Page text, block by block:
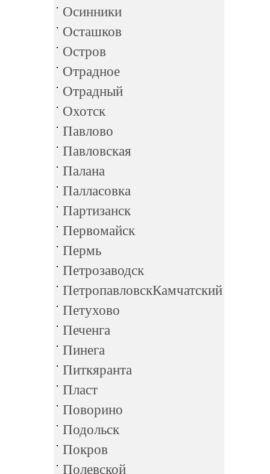
Осинники
Осташков
Остров
Отрадное
Отрадный
Охотск
Павлово
Павловская
Палана
Палласовка
Партизанск
Первомайск
Пермь
Петрозаводск
ПетропавловскКамчатский
Петухово
Печенга
Пинега
Питкяранта
Пласт
Поворино
Подольск
Покров
Полевской